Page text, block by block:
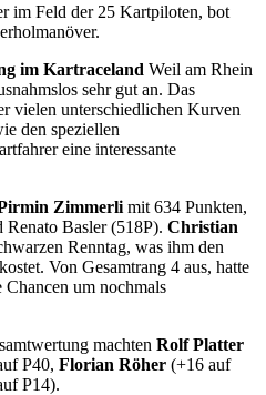
im Feld der 25 Kartpiloten, bot
im Kartraceland Weil am Rhein
sehr gut an. Das
vielen unterschiedlichen Kurven
den speziellen
eine interessante
Zimmerli mit 634 Punkten,
Basler (518P). Christian
Renntag, was ihm den
Von Gesamtrang 4 aus, hatte
um nochmals
machten Rolf Platter
P40, Florian Röher (+16 auf
P14).